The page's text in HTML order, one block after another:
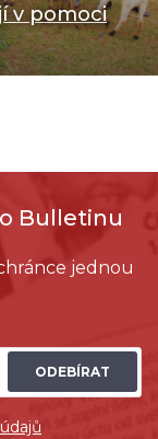
v pomoci
Bulletinu
jednou
ODEBÍRAT